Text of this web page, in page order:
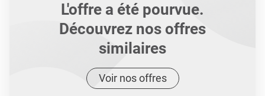
L'offre a été pourvue.
Découvrez nos offres
similaires
Voir nos offres